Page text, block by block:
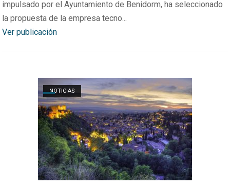
impulsado por el Ayuntamiento de Benidorm, ha seleccionado
la propuesta de la empresa tecno...
Ver publicación
NOTICIAS
Open post